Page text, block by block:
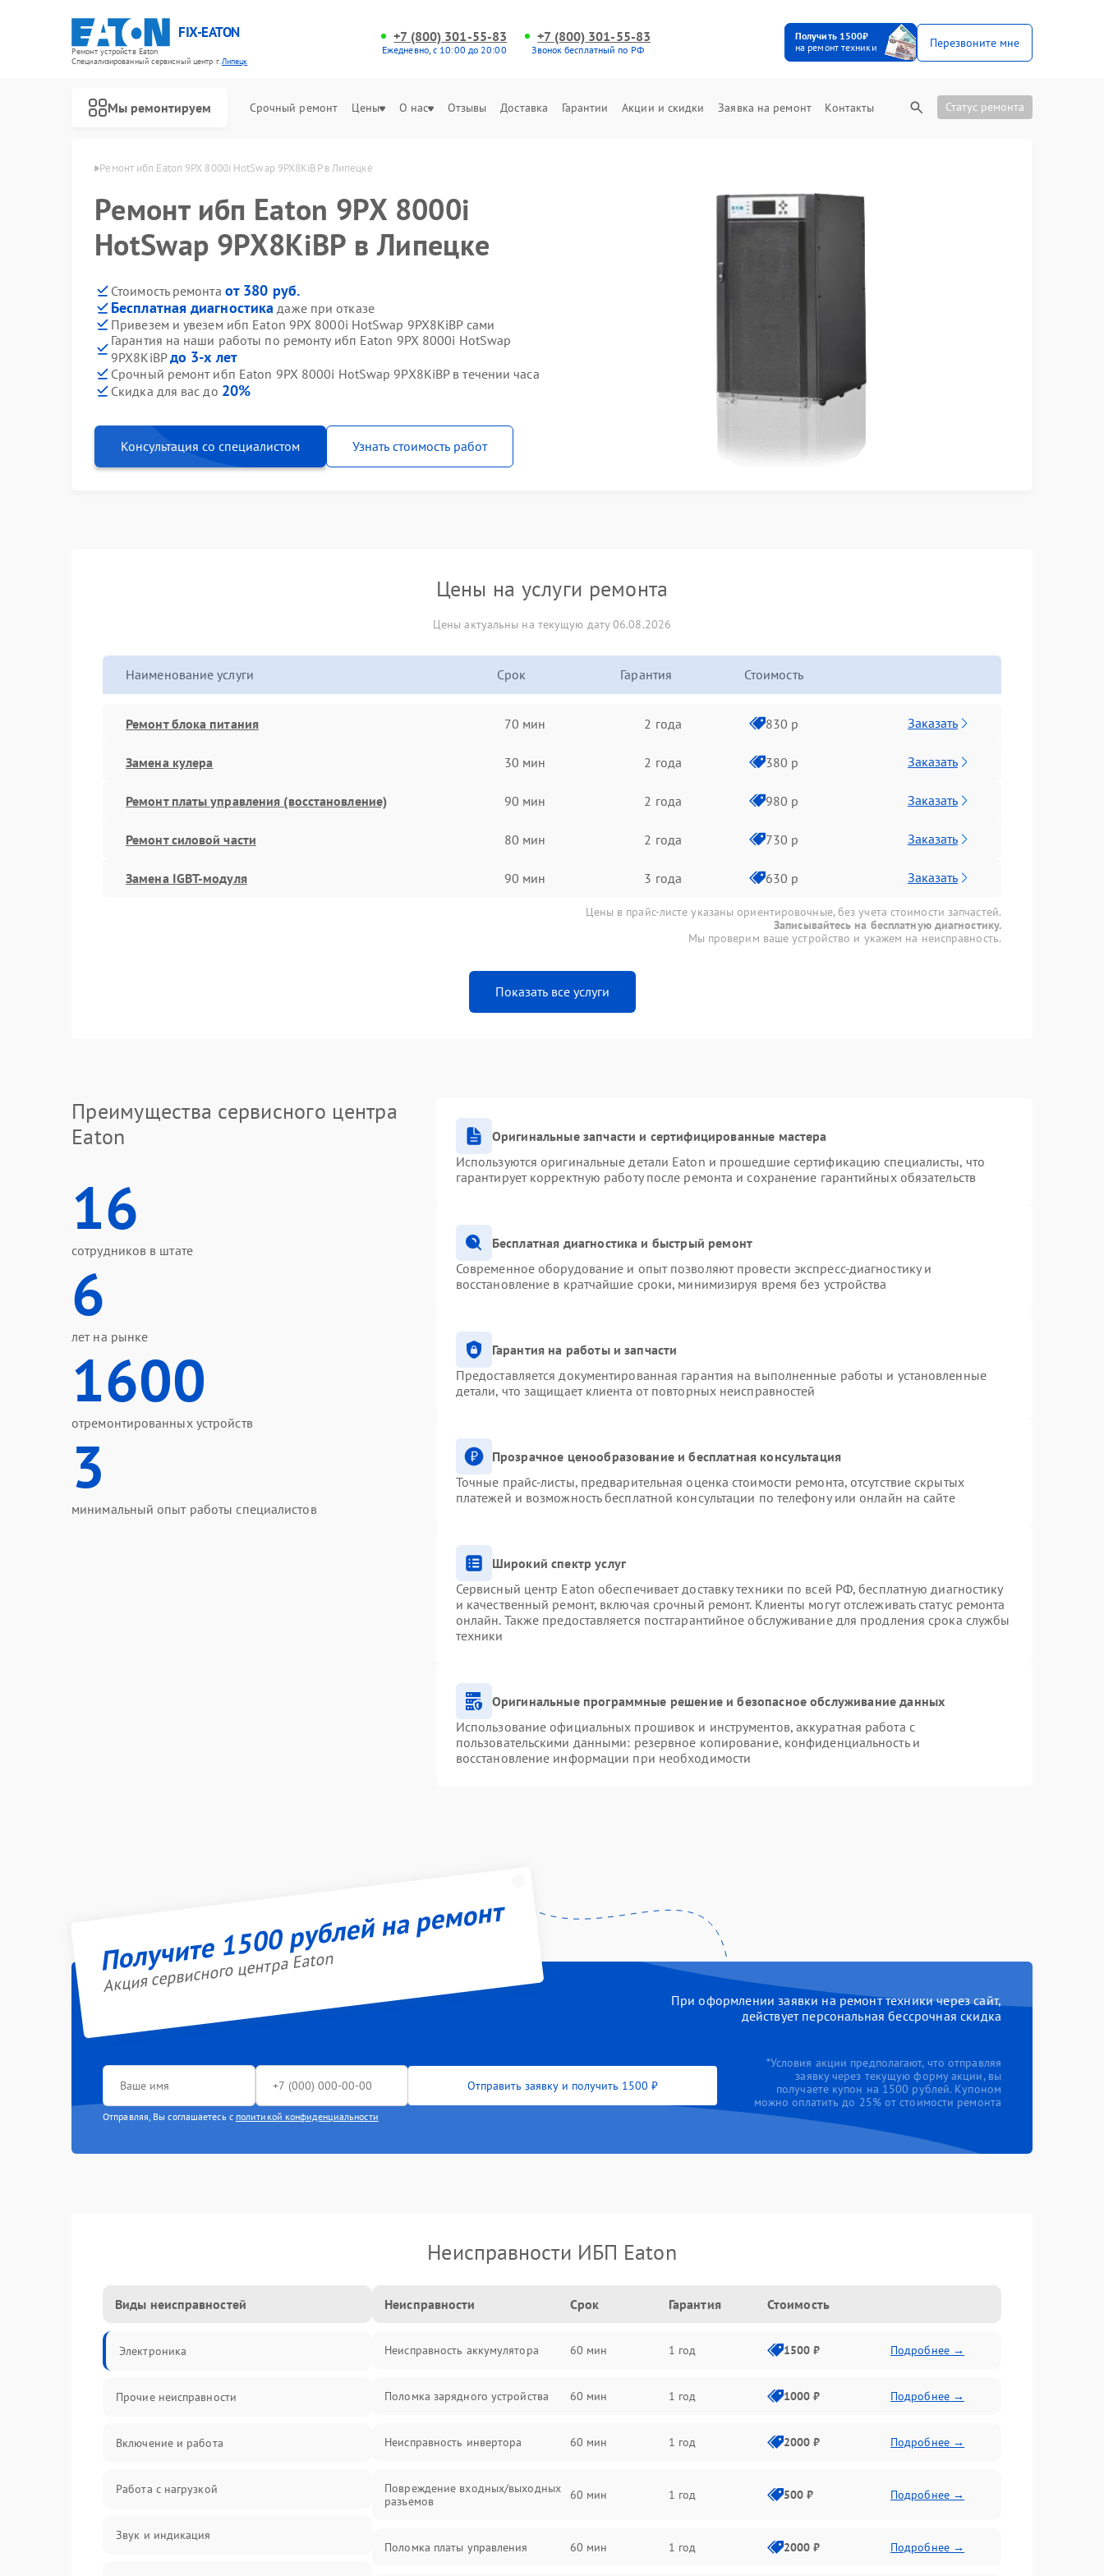
FIX-EATON
Ремонт устройств Eaton
Специализированный cервисный центр г.Липецк
+7 (800) 301-55-83
Ежедневно, с 10:00 до 20:00
+7 (800) 301-55-83
Звонок бесплатный по РФ
Получить 1500₽
на ремонт техники
Перезвоните мне
Мы ремонтируем Срочный ремонт Цены О нас Отзывы Доставка Гарантии Акции и скидки Заявка на ремонт Контакты Статус ремонта
Eaton в Липецке Ремонт ибп Eaton 9PX 8000i HotSwap 9PX8KiBP в Липецке
Ремонт ибп Eaton 9PX 8000i
HotSwap 9PX8KiBP в Липецке
Стоимость ремонта от 380 руб.
Бесплатная диагностика даже при отказе
Привезем и увезем ибп Eaton 9PX 8000i HotSwap 9PX8KiBP сами
Гарантия на наши работы по ремонту ибп Eaton 9PX 8000i HotSwap
9PX8KiBPдо 3-х лет
Срочный ремонт ибп Eaton 9PX 8000i HotSwap 9PX8KiBP в течении часа
Скидка для вас до 20%
Консультация со специалистом Узнать стоимость работ
Цены на услуги ремонта
Цены актуальны на текущую дату 06.08.2026
Наименование услуги Срок Гарантия Стоимость
Ремонт блока питания 70 мин 2 года 830 р Заказать
Замена кулера 30 мин 2 года 380 р Заказать
Ремонт платы управления (восстановление) 90 мин 2 года 980 р Заказать
Ремонт силовой части 80 мин 2 года 730 р Заказать
Замена IGBT-модуля 90 мин 3 года 630 р Заказать
Цены в прайс-листе указаны ориентировочные, без учета стоимости запчастей.
Записывайтесь на бесплатную диагностику.
Мы проверим ваше устройство и укажем на неисправность.
Показать все услуги
Преимущества сервисного центра
Eaton
16
сотрудников в штате
6
лет на рынке
1600
отремонтированных устройств
3
минимальный опыт работы специалистов
Оригинальные запчасти и сертифицированные мастера
Используются оригинальные детали Eaton и прошедшие сертификацию специалисты, что
гарантирует корректную работу после ремонта и сохранение гарантийных обязательств
Бесплатная диагностика и быстрый ремонт
Современное оборудование и опыт позволяют провести экспресс-диагностику и
восстановление в кратчайшие сроки, минимизируя время без устройства
Гарантия на работы и запчасти
Предоставляется документированная гарантия на выполненные работы и установленные
детали, что защищает клиента от повторных неисправностей
Прозрачное ценообразование и бесплатная консультация
Точные прайс-листы, предварительная оценка стоимости ремонта, отсутствие скрытых
платежей и возможность бесплатной консультации по телефону или онлайн на сайте
Широкий спектр услуг
Сервисный центр Eaton обеспечивает доставку техники по всей РФ, бесплатную диагностику
и качественный ремонт, включая срочный ремонт. Клиенты могут отслеживать статус ремонта
онлайн. Также предоставляется постгарантийное обслуживание для продления срока службы
техники
Оригинальные программные решение и безопасное обслуживание данных
Использование официальных прошивок и инструментов, аккуратная работа с
пользовательскими данными: резервное копирование, конфиденциальность и
восстановление информации при необходимости
Получите 1500 рублей на ремонт
Акция сервисного центра Eaton
При оформлении заявки на ремонт техники через сайт,
действует персональная бессрочная скидка
Отправить заявку и получить 1500 ₽
Отправляя, Вы соглашаетесь с политикой конфиденциальности
*Условия акции предполагают, что отправляя
заявку через текущую форму акции, вы
получаете купон на 1500 рублей. Купоном
можно оплатить до 25% от стоимости ремонта
Неисправности ИБП Eaton
Виды неисправностей
Электроника
Прочие неисправности
Включение и работа
Работа с нагрузкой
Звук и индикация
Неисправности Срок Гарантия Стоимость
Неисправность аккумулятора 60 мин 1 год 1500 ₽ Подробнее →
Поломка зарядного устройства 60 мин 1 год 1000 ₽ Подробнее →
Неисправность инвертора 60 мин 1 год 2000 ₽ Подробнее →
Повреждение входных/выходных
разъемов
60 мин 1 год 500 ₽ Подробнее →
Поломка платы управления 60 мин 1 год 2000 ₽ Подробнее →